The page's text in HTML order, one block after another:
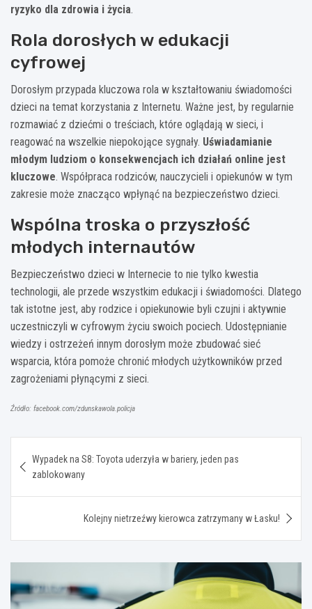
ryzyko dla zdrowia i życia.
Rola dorosłych w edukacji
cyfrowej
Dorosłym przypada kluczowa rola w kształtowaniu świadomości
dzieci na temat korzystania z Internetu. Ważne jest, by regularnie
rozmawiać z dziećmi o treściach, które oglądają w sieci, i
reagować na wszelkie niepokojące sygnały. Uświadamianie
młodym ludziom o konsekwencjach ich działań online jest
kluczowe. Współpraca rodziców, nauczycieli i opiekunów w tym
zakresie może znacząco wpłynąć na bezpieczeństwo dzieci.
Wspólna troska o przyszłość
młodych internautów
Bezpieczeństwo dzieci w Internecie to nie tylko kwestia
technologii, ale przede wszystkim edukacji i świadomości. Dlatego
tak istotne jest, aby rodzice i opiekunowie byli czujni i aktywnie
uczestniczyli w cyfrowym życiu swoich pociech. Udostępnianie
wiedzy i ostrzeżeń innym dorosłym może zbudować sieć
wsparcia, która pomoże chronić młodych użytkowników przed
zagrożeniami płynącymi z sieci.
Źródło: facebook.com/zdunskawola.policja
wpisu
Wypadek na S8: Toyota uderzyła w bariery, jeden pas
zablokowany
Kolejny nietrzeźwy kierowca zatrzymany w Łasku!